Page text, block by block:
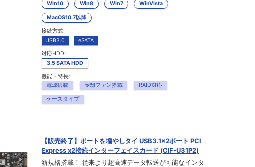
Win10
Win8 Win7 WinVista
MacOS10.7以降
接続方式:
USB3.0
eSATA
対応HDD:
3.5 SATA HDD
機能・特長:
電源搭載
冷却ファン搭載 RAID対応
ケースタイプ
【販売終了】ポートを増やしタイ USB3.1×2ポート PCI
Express x2接続インターフェイスカード (CIF-U31P2)
新規格搭載！ 従来より超高速データ転送が可能なインタ